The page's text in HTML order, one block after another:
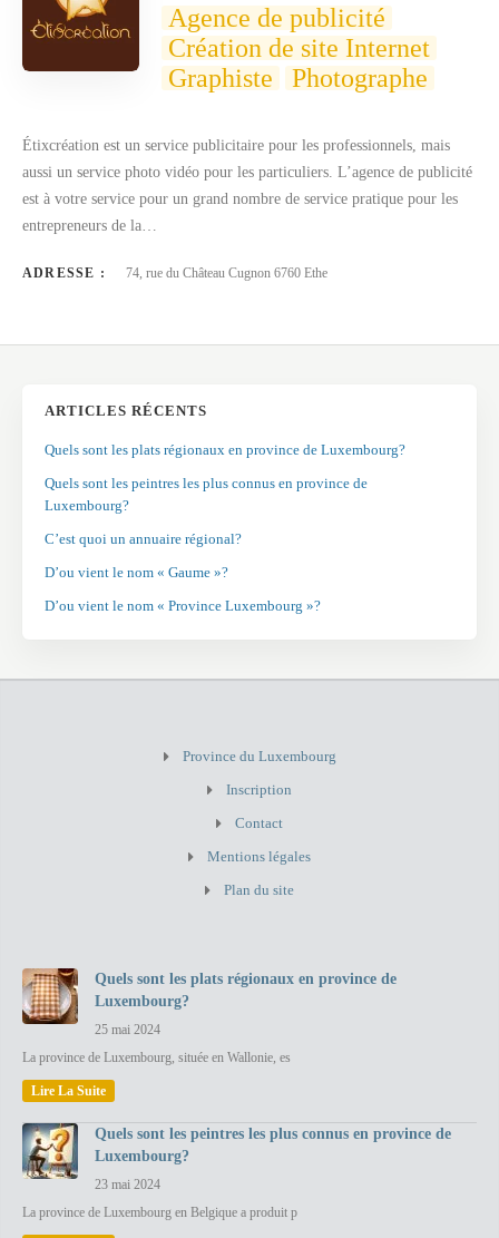
Agence de publicité
Création de site Internet
Graphiste
Photographe
Étixcréation est un service publicitaire pour les professionnels, mais
aussi un service photo vidéo pour les particuliers. L’agence de publicité
est à votre service pour un grand nombre de service pratique pour les
entrepreneurs de la…
ADRESSE : 74, rue du Château Cugnon 6760 Ethe
ARTICLES RÉCENTS
Quels sont les plats régionaux en province de Luxembourg?
Quels sont les peintres les plus connus en province de
Luxembourg?
C’est quoi un annuaire régional?
D’ou vient le nom « Gaume »?
D’ou vient le nom « Province Luxembourg »?
Province du Luxembourg
Inscription
Contact
Mentions légales
Plan du site
Quels sont les plats régionaux en province de
Luxembourg?
25 mai 2024
La province de Luxembourg, située en Wallonie, es
Lire La Suite
Quels sont les peintres les plus connus en province de
Luxembourg?
23 mai 2024
La province de Luxembourg en Belgique a produit p